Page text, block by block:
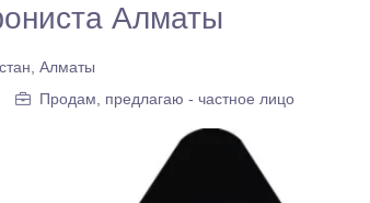
Алматы
Алматы
Продам, предлагаю - частное лицо